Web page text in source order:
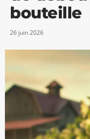
bouteille
26 juin 2026